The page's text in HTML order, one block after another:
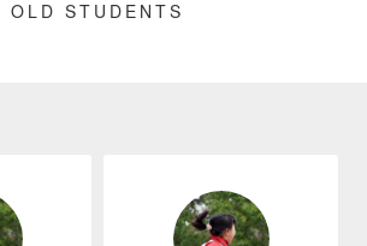
OLD STUDENTS